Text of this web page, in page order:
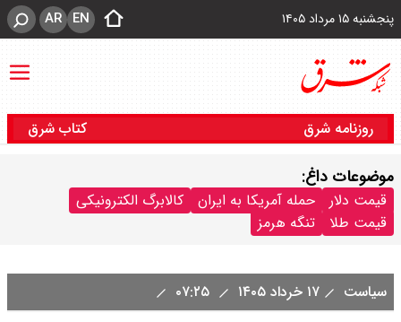
پنجشنبه ۱۵ مرداد ۱۴۰۵ EN
AR
روزنامه شرق کتاب شرق
موضوعات داغ:
قیمت دلار حمله آمریکا به ایران
کالابرگ الکترونیکی
قیمت طلا
تنگه هرمز
سیاست ۱۷ خرداد ۱۴۰۵